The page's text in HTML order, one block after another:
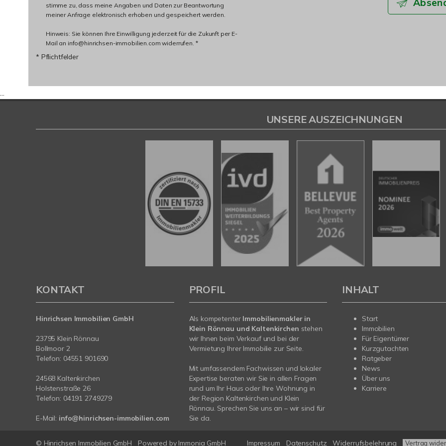
stimme zu, dass meine Angaben und Daten zur Beantwortung
meiner Anfrage elektronisch erhoben und gespeichert werden.
Hinweis: Sie können Ihre Einwilligung jederzeit für die Zukunft per E-
Mail an info@hinrichsen-immobilien.com widerrufen. *
* Pflichtfelder
...
UNSERE AUSZEICHNUNGEN
KONTAKT
Hinrichsen Immobilien GmbH
23795 Klein Rönnau
Bollmoor 2
Telefon: 04551 901690
24568 Kaltenkirchen
Holstenstraße 26
Telefon: 04191 2749279
E-Mail: info@hinrichsen-immobilien.com
PROFIL
Als kompetenter Immobilienmakler in
Klein Rönnau und Kaltenkirchen stehen
wir Ihnen beim Verkauf und bei der
Vermietung Ihrer Immobilie zur Seite.
Mit umfassendem Fachwissen und lokaler
Expertise beraten wir Sie in allen Fragen
rund um Ihr Haus oder Ihre Wohnung in
der Region Kaltenkirchen und Klein
Rönnau. Sprechen Sie uns an – wir sind für
Sie da.
INHALT
Start
Immobilien
Für Eigentümer
Kurzgutachten
Ratgeber
News
Über uns
Karriere
© Hinrichsen Immobilien GmbH Powered by Immonia GmbH Impressum Datenschutz Widerrufsbelehrung Vertrag